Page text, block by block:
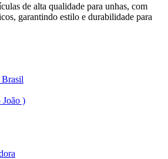
de alta qualidade para unhas, com
garantindo estilo e durabilidade para
João )